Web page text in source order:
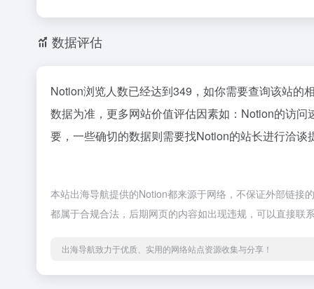
数据评估
Notion浏览人数已经达到349，如你需要查询该站的
数据为准，更多网站价值评估因素如：Notion的访
要，一些确切的数据则需要找Notion的站长进行洽
本站出海导航提供的Notion都来源于网络，不保证外部链接
都属于合规合法，后期网页的内容如出现违规，可以直接联
出海导航致力于优质、实用的网络站点资源收集与分享！